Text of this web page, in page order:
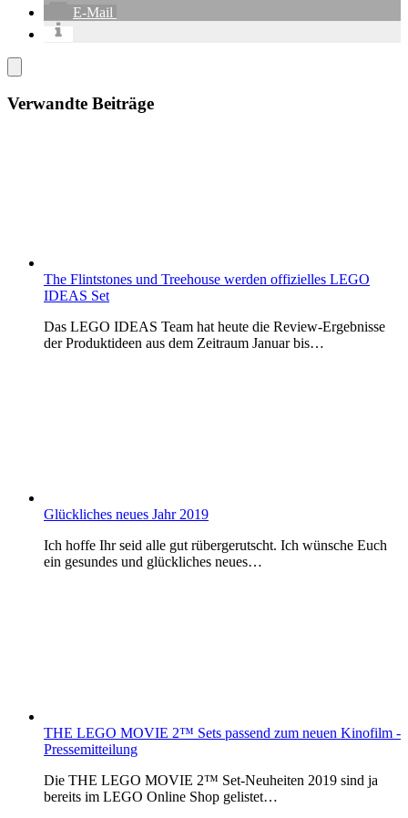
E-Mail
Verwandte Beiträge
The Flintstones und Treehouse werden offizielles LEGO
IDEAS Set
Das LEGO IDEAS Team hat heute die Review-Ergebnisse
der Produktideen aus dem Zeitraum Januar bis…
Glückliches neues Jahr 2019
Ich hoffe Ihr seid alle gut rübergerutscht. Ich wünsche Euch
ein gesundes und glückliches neues…
THE LEGO MOVIE 2™ Sets passend zum neuen Kinofilm -
Pressemitteilung
Die THE LEGO MOVIE 2™ Set-Neuheiten 2019 sind ja
bereits im LEGO Online Shop gelistet…